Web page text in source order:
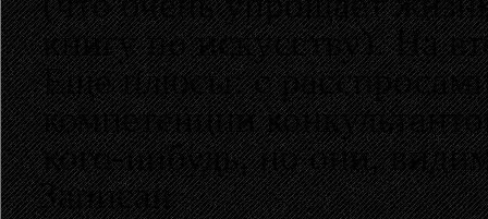
книгу по искусству). На
Еще плюсы: с
компетенции
кого-нибудь, но они,
Записан